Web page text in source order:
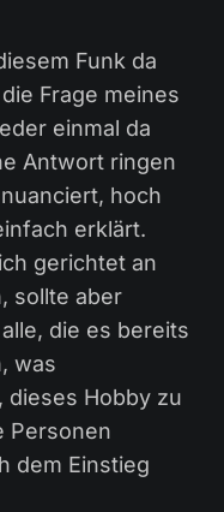
Funk da
Frage meines
einmal da
Antwort ringen
hoch
erklärt.
gerichtet an
sollte aber
die es bereits
was
dieses Hobby zu
Personen
dem Einstieg